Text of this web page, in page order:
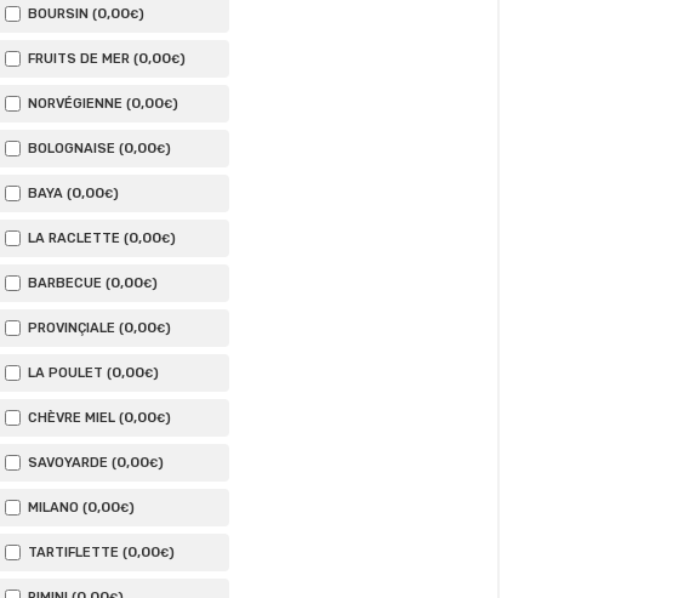
BOURSIN (0,00€)
FRUITS DE MER (0,00€)
NORVÉGIENNE (0,00€)
BOLOGNAISE (0,00€)
BAYA (0,00€)
LA RACLETTE (0,00€)
BARBECUE (0,00€)
PROVINÇIALE (0,00€)
LA POULET (0,00€)
CHÈVRE MIEL (0,00€)
SAVOYARDE (0,00€)
MILANO (0,00€)
TARTIFLETTE (0,00€)